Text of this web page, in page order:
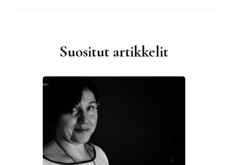
Suositut artikkelit